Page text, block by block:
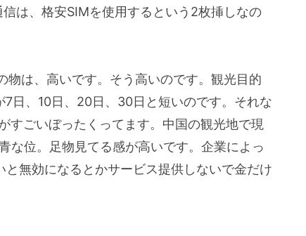
は、格安SIMを使用するという2枚挿しなの
は、高いです。そう高いのです。観光目的
日、10日、20日、30日と短いのです。それな
ごいぼったくってます。中国の観光地で現
な位。足物見てる感が高いです。企業によっ
無効になるとかサービス提供しないで金だけ